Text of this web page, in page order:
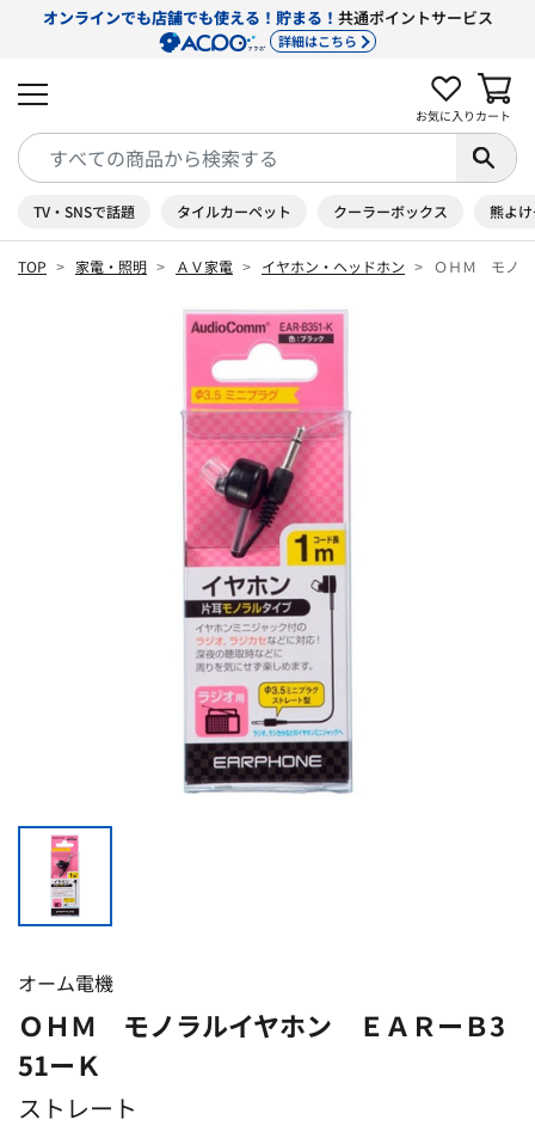
オンラインでも店舗でも使える！貯まる！ 共通ポイントサービス
詳細はこちら
お気に入り カート
TV・SNSで話題 タイルカーペット クーラーボックス 熊よ
TOP 家電・照明 ＡＶ家電 イヤホン・ヘッドホン ＯＨＭ モノ
オーム電機
ＯＨＭ モノラルイヤホン ＥＡＲーＢ3
51ーＫ
ストレート